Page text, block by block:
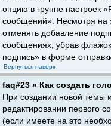
опцию в группе настроек
сообщений». Несмотря на
отменять добавление
сообщениях, убрав
подпись» в форме
Вернуться наверх
faq#23 » Как создать
При создании новой темы
редактировании первого
(если имеете на это